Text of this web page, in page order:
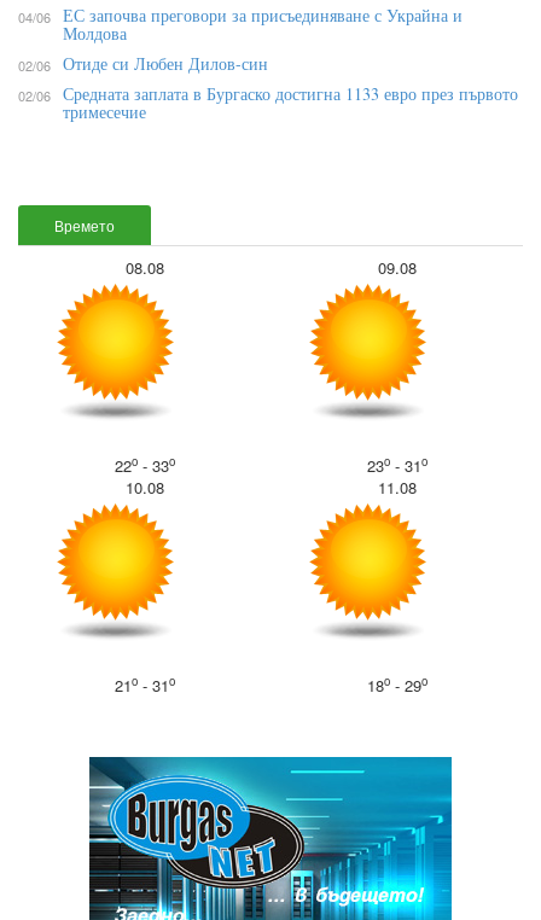
Времето
08.08
22o- 33o
09.08
23o- 31o
10.08
21o- 31o
11.08
18o- 29o
04/06 ЕС започва преговори за присъединяване с Украйна и
Молдова
02/06 Отиде си Любен Дилов-син
02/06 Средната заплата в Бургаско достигна 1133 евро през първото
тримесечие